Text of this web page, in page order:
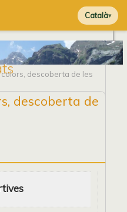
Català
descoberta de les
descoberta de